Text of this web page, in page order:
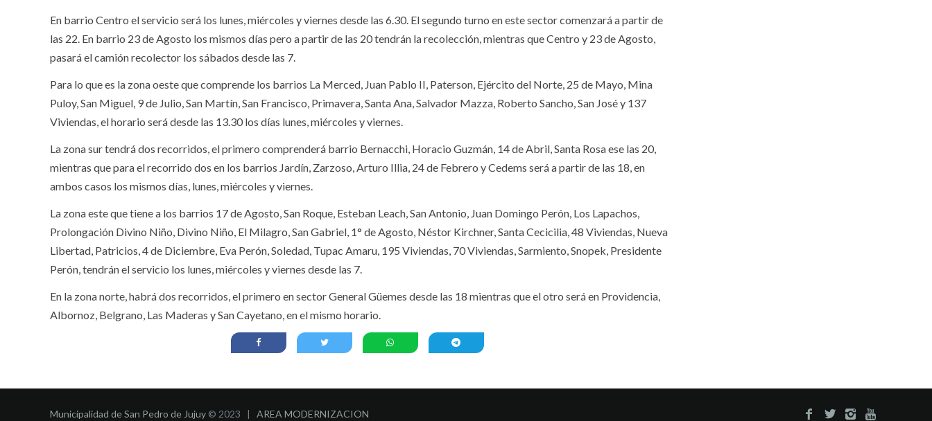
En barrio Centro el servicio será los lunes, miércoles y viernes desde las 6.30. El segundo turno en este sector comenzará a partir de
las 22. En barrio 23 de Agosto los mismos días pero a partir de las 20 tendrán la recolección, mientras que Centro y 23 de Agosto,
pasará el camión recolector los sábados desde las 7.
Para lo que es la zona oeste que comprende los barrios La Merced, Juan Pablo II, Paterson, Ejército del Norte, 25 de Mayo, Mina
Puloy, San Miguel, 9 de Julio, San Martín, San Francisco, Primavera, Santa Ana, Salvador Mazza, Roberto Sancho, San José y 137
Viviendas, el horario será desde las 13.30 los días lunes, miércoles y viernes.
La zona sur tendrá dos recorridos, el primero comprenderá barrio Bernacchi, Horacio Guzmán, 14 de Abril, Santa Rosa ese las 20,
mientras que para el recorrido dos en los barrios Jardín, Zarzoso, Arturo Illia, 24 de Febrero y Cedems será a partir de las 18, en
ambos casos los mismos días, lunes, miércoles y viernes.
La zona este que tiene a los barrios 17 de Agosto, San Roque, Esteban Leach, San Antonio, Juan Domingo Perón, Los Lapachos,
Prolongación Divino Niño, Divino Niño, El Milagro, San Gabriel, 1° de Agosto, Néstor Kirchner, Santa Cecicilia, 48 Viviendas, Nueva
Libertad, Patricios, 4 de Diciembre, Eva Perón, Soledad, Tupac Amaru, 195 Viviendas, 70 Viviendas, Sarmiento, Snopek, Presidente
Perón, tendrán el servicio los lunes, miércoles y viernes desde las 7.
En la zona norte, habrá dos recorridos, el primero en sector General Güemes desde las 18 mientras que el otro será en Providencia,
Albornoz, Belgrano, Las Maderas y San Cayetano, en el mismo horario.
Municipalidad de San Pedro de Jujuy © 2023 | AREA MODERNIZACION